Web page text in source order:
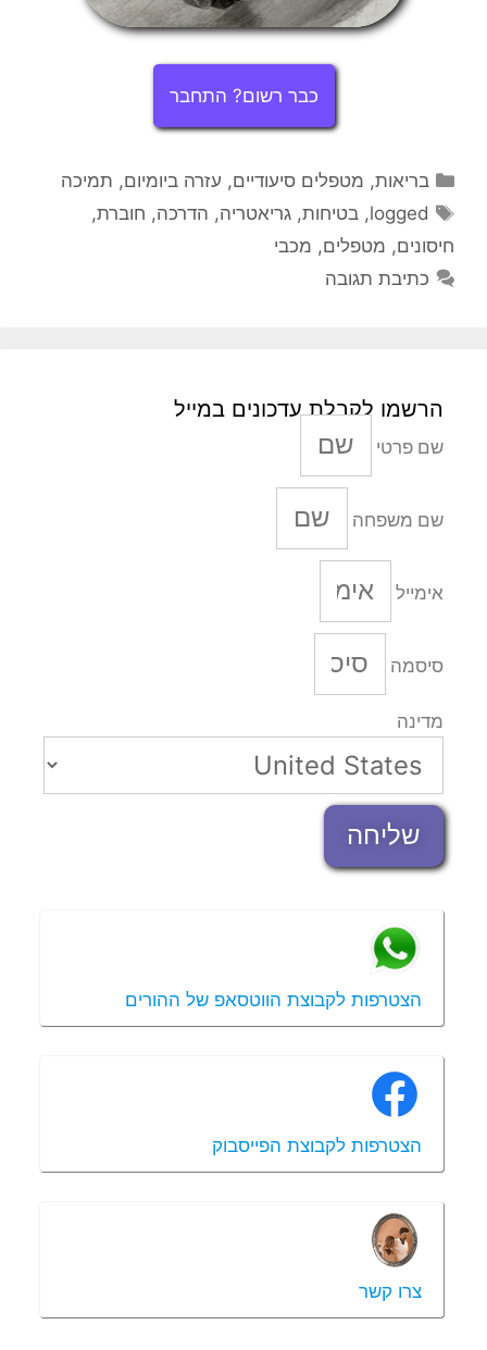
כבר רשום? התחבר
קטגוריות
בריאות, מטפלים סיעודיים, עזרה ביומיום, תמיכה
תגיות
logged
,בטיחות,גריאטריה, הדרכה, חוברת,
חיסונים, מטפלים, מכבי
כתיבת תגובה
הרשמו לקבלת עדכונים במייל
שם פרטי
שם משפחה
אימייל
סיסמה
מדינה
שליחה
הצטרפות לקבוצת הווטסאפ של ההורים
הצטרפות לקבוצת הפייסבוק
צרו קשר